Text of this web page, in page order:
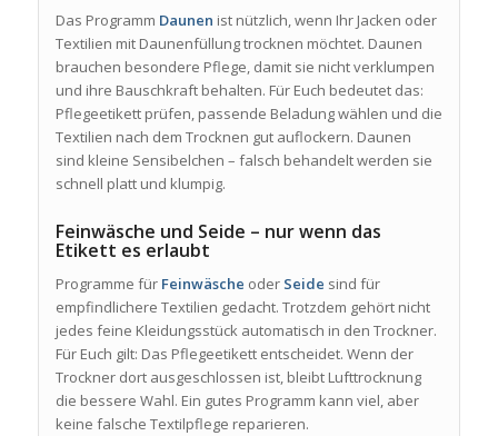
Das Programm Daunen ist nützlich, wenn Ihr Jacken oder
Textilien mit Daunenfüllung trocknen möchtet. Daunen
brauchen besondere Pflege, damit sie nicht verklumpen
und ihre Bauschkraft behalten. Für Euch bedeutet das:
Pflegeetikett prüfen, passende Beladung wählen und die
Textilien nach dem Trocknen gut auflockern. Daunen
sind kleine Sensibelchen – falsch behandelt werden sie
schnell platt und klumpig.
Feinwäsche und Seide – nur wenn das
Etikett es erlaubt
Programme für Feinwäsche oder Seide sind für
empfindlichere Textilien gedacht. Trotzdem gehört nicht
jedes feine Kleidungsstück automatisch in den Trockner.
Für Euch gilt: Das Pflegeetikett entscheidet. Wenn der
Trockner dort ausgeschlossen ist, bleibt Lufttrocknung
die bessere Wahl. Ein gutes Programm kann viel, aber
keine falsche Textilpflege reparieren.